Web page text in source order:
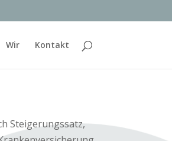
Wir Kontakt
Steigerungssatz,